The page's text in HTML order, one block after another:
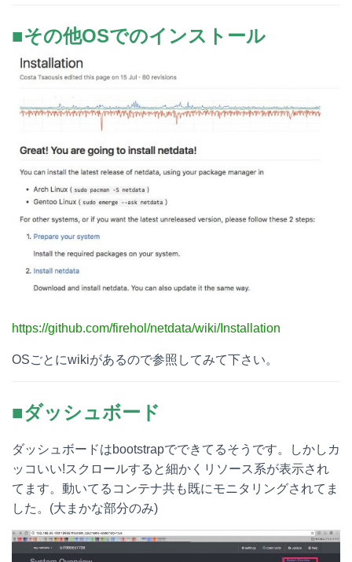
■その他OSでのインストール
https://github.com/firehol/netdata/wiki/Installation
OSごとにwikiがあるので参照してみて下さい。
■ダッシュボード
ダッシュボードはbootstrapでできてるそうです。しかしカ
ッコいい!スクロールすると細かくリソース系が表示され
てます。動いてるコンテナ共も既にモニタリングされてま
した。(大まかな部分のみ)